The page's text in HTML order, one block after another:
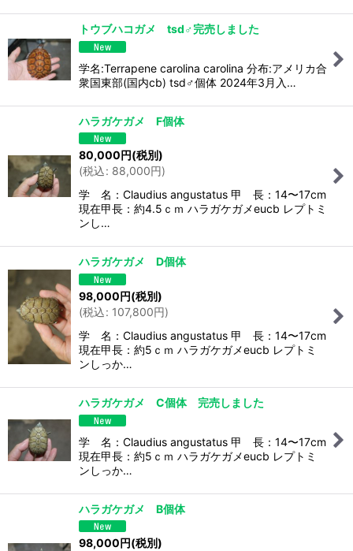
トウブハコガメ tsd♂完売しました
学名:Terrapene carolina carolina 分布:アメリカ合
衆国東部(国内cb) tsd♂個体 2024年3月入…
ハラガケガメ F個体
80,000円(税別)
(税込: 88,000円)
学 名：Claudius angustatus 甲 長：14〜17cm
現在甲長：約4.5ｃｍ ハラガケガメeucb レプトミ
ンし…
ハラガケガメ D個体
98,000円(税別)
(税込: 107,800円)
学 名：Claudius angustatus 甲 長：14〜17cm
現在甲長：約5ｃｍ ハラガケガメeucb レプトミ
ンしっか…
ハラガケガメ C個体 完売しました
学 名：Claudius angustatus 甲 長：14〜17cm
現在甲長：約5ｃｍ ハラガケガメeucb レプトミ
ンしっか…
ハラガケガメ B個体
98,000 円(税別)